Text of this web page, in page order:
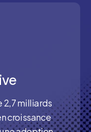
2,7 milliards
croissance